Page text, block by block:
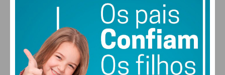
28 °
SÁB
27
DOM
29
SEG
29
TER